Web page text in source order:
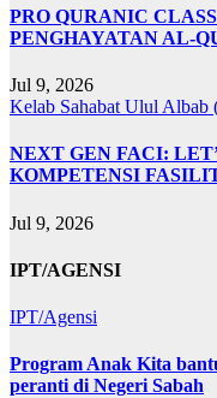
PRO QURANIC
PENGHAYATAN AL-
Jul 9, 2026
Kelab Sahabat Ulul
NEXT GEN FACI:
KOMPETENSI
Jul 9, 2026
IPT/AGENSI
IPT/Agensi
Program Anak Kita
peranti di Negeri Sabah